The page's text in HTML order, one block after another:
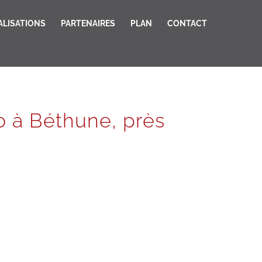
PARTENAIRES PLAN CONTACT
à Béthune, près